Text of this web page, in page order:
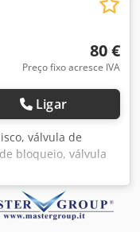
80 €
Preço fixo acresce IVA
Ligar
válvula de
bloqueio, válvula
S Upo Akqjkr -
0,3 kg